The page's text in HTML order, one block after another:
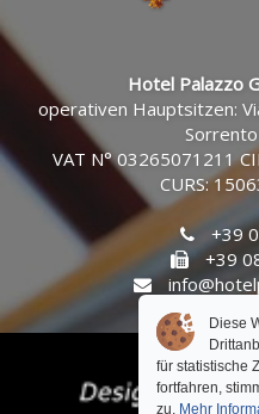
Hotel Palazzo
operativen Hauptsitzen:
VAT N° 03265071211
CURS:
+39
+39
Diese
für statistische
fortfahren,
zu. Mehr